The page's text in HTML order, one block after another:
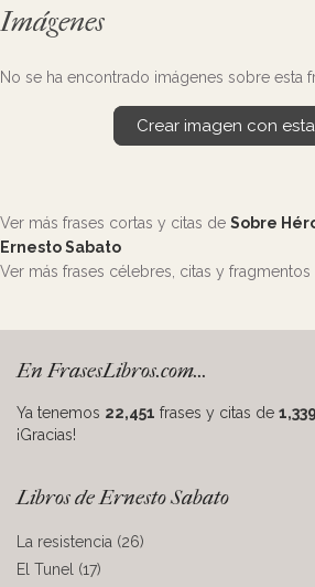
Imágenes
No se ha encontrado imágenes sobre esta
Crear imagen con
Ver más frases cortas y citas de Sobre
Ernesto Sabato
Ver más frases célebres, citas y fragmentos
En FrasesLibros.com...
Ya tenemos 22,451 frases y citas de 1,339
¡Gracias!
Libros de Ernesto Sabato
La resistencia (26)
El Tunel (17)